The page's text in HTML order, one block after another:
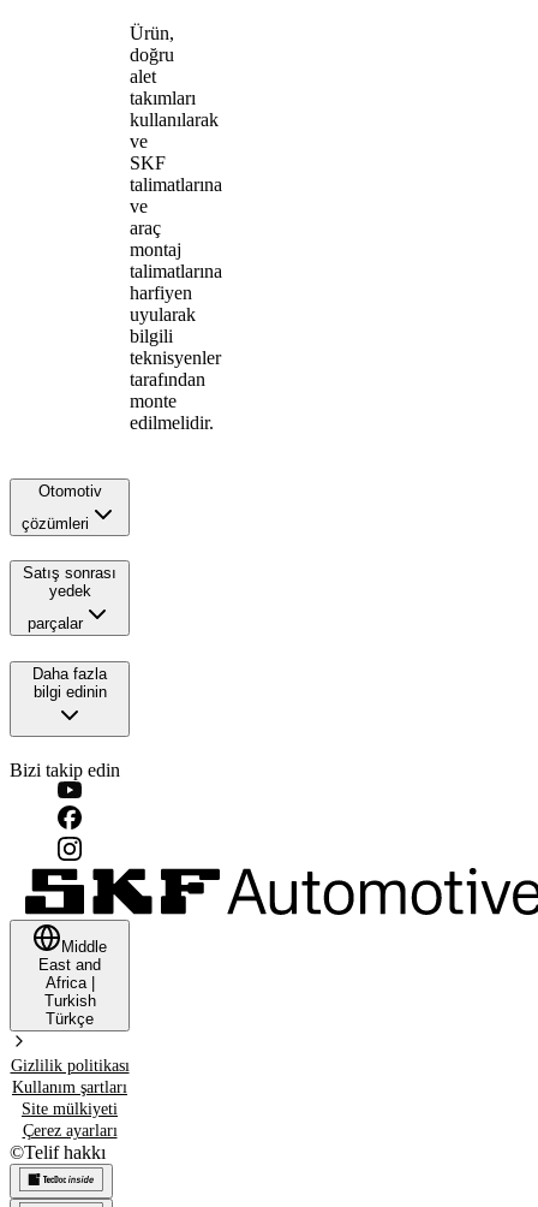
Ürün,
doğru
alet
takımları
kullanılarak
ve
SKF
talimatlarına
ve
araç
montaj
talimatlarına
harfiyen
uyularak
bilgili
teknisyenler
tarafından
monte
edilmelidir.
Otomotiv
çözümleri
Satış sonrası
yedek
parçalar
Daha fazla
bilgi edinin
Bizi takip edin
Middle
East and
Africa|
Turkish
Türkçe
Gizlilik politikası
Kullanım şartları
Site mülkiyeti
Çerez ayarları
©Telif hakkı